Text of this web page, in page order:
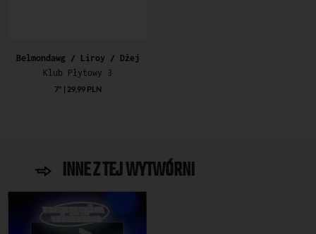
Belmondawg / Liroy / Dżej
Klub Płytowy 3
7" | 29,99 PLN
INNE Z TEJ WYTWÓRNI